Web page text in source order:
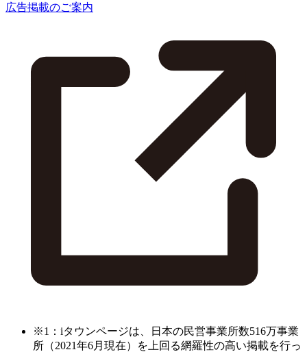
広告掲載のご案内
※1：iタウンページは、日本の民営事業所数516万事業
所（2021年6月現在）を上回る網羅性の高い掲載を行っ